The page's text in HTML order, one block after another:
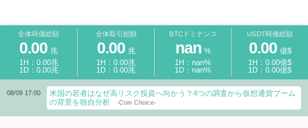
全体時価総額 全体取引総額 BTCドミナンス USDT時価総額
0.00 兆
1H：0.00兆
1D：0.00兆
0.00 兆
1H：0.00兆
1D：0.00兆
nan %
1H：nan%
1D：nan%
0.00 億$
1H：0.00億$
1D：0.00億$
08/09 17:00
米国の若者はなぜ高リスク投資へ向かう？4つの調査から仮想通貨ブーム
の背景を独自分析
-Coin Choice-